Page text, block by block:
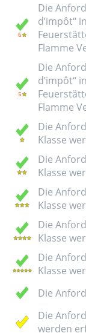
Die
d’impôt“
Flamme
Die
d’impôt“
Flamme
Die
Klasse
Die
Klasse
Die
Klasse
Die
Klasse
Die
Klasse
Die
Die
werden